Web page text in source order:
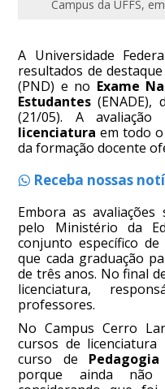
Campus da UFFS,
A Universidade
resultados de
(PND) e no Exame
Estudantes (ENADE),
(21/05). A
licenciatura em todo
da formação docente
Receba nossas
Embora as avaliações
pelo Ministério da
conjunto específico
que cada graduação
de três anos. No final
licenciatura,
professores.
No Campus Cerro
cursos de licenciatura
curso de Pedagogia
porque ainda não